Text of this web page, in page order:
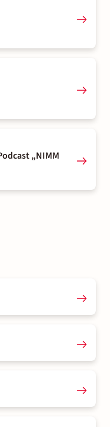
„NIMM